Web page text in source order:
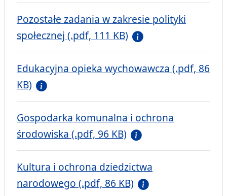
Pozostałe zadania w zakresie polityki
społecznej (.pdf, 111 KB)
Edukacyjna opieka wychowawcza (.pdf, 86
KB)
Gospodarka komunalna i ochrona
środowiska (.pdf, 96 KB)
Kultura i ochrona dziedzictwa
narodowego (.pdf, 86 KB)